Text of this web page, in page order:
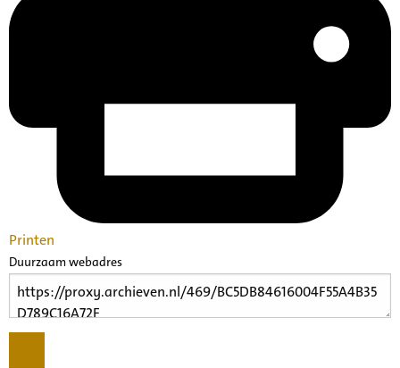
Printen
Duurzaam webadres